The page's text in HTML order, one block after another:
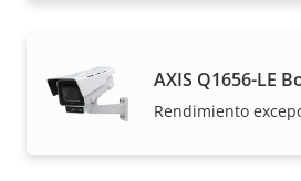
AXIS Q1656-LE
Rendimiento
Asistencia y
¿Necesita información sobre